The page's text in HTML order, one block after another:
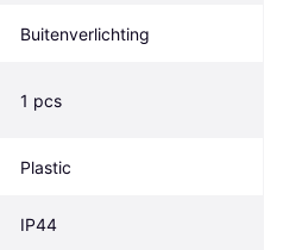
Buitenverlichting
1 pcs
Plastic
IP44